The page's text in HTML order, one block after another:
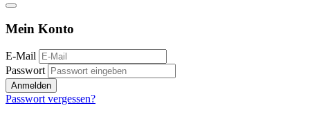
Mein Konto
E-Mail
Passwort
Anmelden
Passwort vergessen?